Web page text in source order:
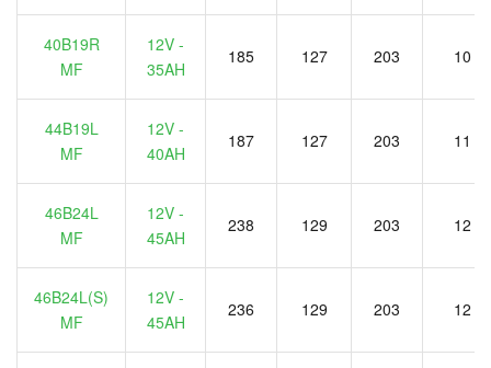
40B19R
MF
12V -
35AH
185 127 203 10
44B19L
MF
12V -
40AH
187 127 203 11
46B24L
MF
12V -
45AH
238 129 203 12
46B24L(S)
MF
12V -
45AH
236 129 203 12